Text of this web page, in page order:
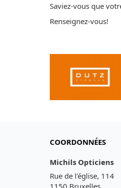
Saviez-vous que
Renseignez-vous!
COORDONNÉES
Michils Opticiens
Rue de l'église, 114